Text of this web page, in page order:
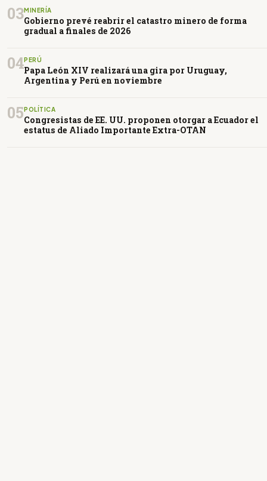
03MINERÍA
Gobierno prevé reabrir el catastro minero de forma
gradual a finales de 2026
04PERÚ
Papa León XIV realizará una gira por Uruguay,
Argentina y Perú en noviembre
05 POLÍTICA
Congresistas de EE. UU. proponen otorgar a Ecuador el
estatus de Aliado Importante Extra-OTAN